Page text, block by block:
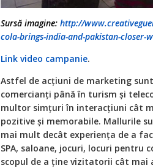
Sursă imagine: http://
cola-brings-india-and-pakistan-closer-
Link video campanie.
Astfel de acțiuni de marketing
comercianți până în turism și
multor simțuri în interacțiuni cât
pozitive și memorabile. Mallurile
mai mult decât experiența de a
SPA, saloane, jocuri, locuri pentru
scopul de a ține vizitatorii cât mai